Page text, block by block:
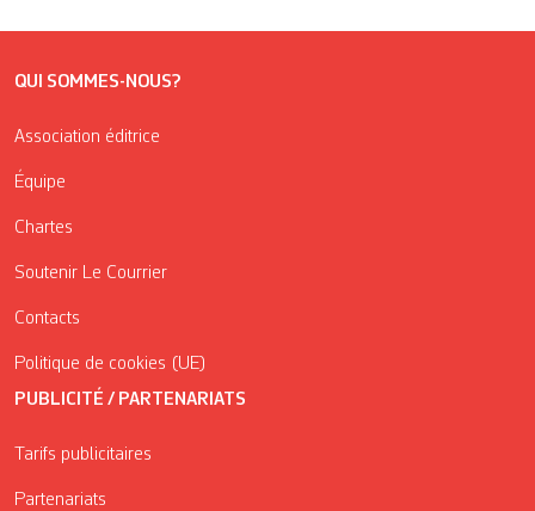
QUI SOMMES-NOUS?
Association éditrice
Équipe
Chartes
Soutenir Le Courrier
Contacts
Politique de cookies (UE)
PUBLICITÉ / PARTENARIATS
Tarifs publicitaires
Partenariats